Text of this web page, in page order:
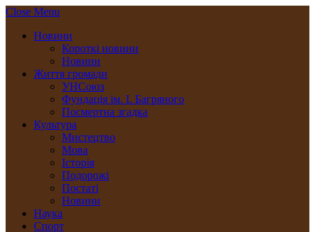
Close Menu
Новини
Короткі новини
Новини
Життя громади
УНСоюз
Фундація ім. І. Багряного
Посмертна згадка
Культура
Мистецтво
Мова
Історія
Подорожі
Постаті
Новини
Наука
Спорт